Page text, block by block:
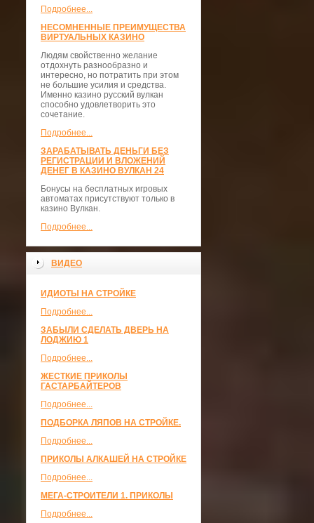
Подробнее...
НЕСОМНЕННЫЕ ПРЕИМУЩЕСТВА
ВИРТУАЛЬНЫХ КАЗИНО
Людям свойственно желание
отдохнуть разнообразно и
интересно, но потратить при этом
не большие усилия и средства.
Именно казино русский вулкан
способно удовлетворить это
сочетание.
Подробнее...
ЗАРАБАТЫВАТЬ ДЕНЬГИ БЕЗ
РЕГИСТРАЦИИ И ВЛОЖЕНИЙ
ДЕНЕГ В КАЗИНО ВУЛКАН 24
Бонусы на бесплатных игровых
автоматах присутствуют только в
казино Вулкан.
Подробнее...
ВИДЕО
ИДИОТЫ НА СТРОЙКЕ
Подробнее...
ЗАБЫЛИ СДЕЛАТЬ ДВЕРЬ НА
ЛОДЖИЮ 1
Подробнее...
ЖЕСТКИЕ ПРИКОЛЫ
ГАСТАРБАЙТЕРОВ
Подробнее...
ПОДБОРКА ЛЯПОВ НА СТРОЙКЕ.
Подробнее...
ПРИКОЛЫ АЛКАШЕЙ НА СТРОЙКЕ
Подробнее...
МЕГА-СТРОИТЕЛИ 1. ПРИКОЛЫ
Подробнее...